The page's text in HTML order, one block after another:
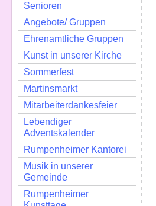
Senioren
Angebote/ Gruppen
Ehrenamtliche Gruppen
Kunst in unserer Kirche
Sommerfest
Martinsmarkt
Mitarbeiterdankesfeier
Lebendiger
Adventskalender
Rumpenheimer Kantorei
Musik in unserer
Gemeinde
Rumpenheimer